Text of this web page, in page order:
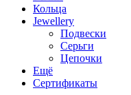
Кольца
Jewellery
Подвески
Серьги
Цепочки
Ещё
Сертификаты